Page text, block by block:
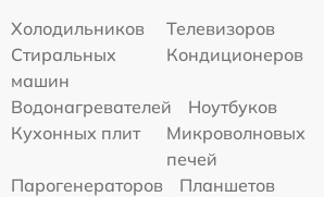
Холодильников
Телевизоров
Стиральных
машин
Кондиционеров
Водонагревателей
Ноутбуков
Кухонных плит
Микроволновых
печей
Парогенераторов
Планшетов